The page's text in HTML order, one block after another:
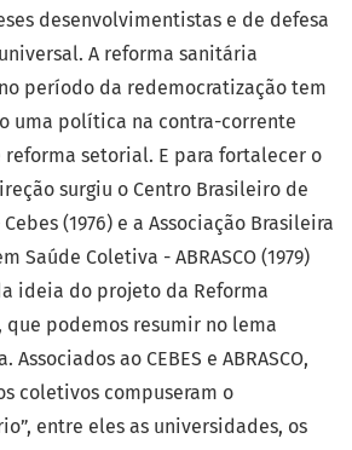
desenvolvimentistas e de defesa
A reforma sanitária
período da redemocratização tem
uma política na contra-corrente
reforma setorial. E para fortalecer o
surgiu o Centro Brasileiro de
(1976) e a Associação Brasileira
Saúde Coletiva - ABRASCO (1979)
ideia do projeto da Reforma
podemos resumir no lema
Associados ao CEBES e ABRASCO,
coletivos compuseram o
entre eles as universidades, os